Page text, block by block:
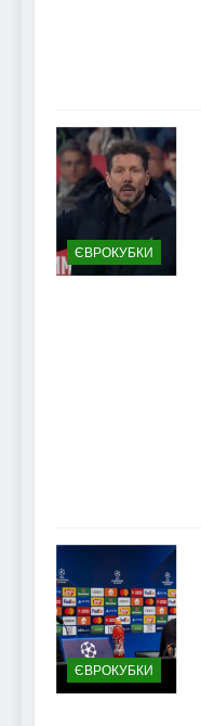
ЄВРОКУБКИ
ЄВРОКУБКИ